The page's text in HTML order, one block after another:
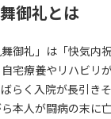
御礼とは
御礼」は「快気内
宅療養やリハビリ
らく入院が長引き
本人が闘病の末に